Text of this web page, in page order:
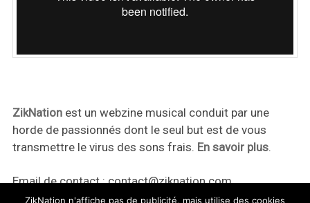
ZikNationest un webzine musical conduit par une
horde de passionnés dont le seul but est de vous
transmettre le virus des sons frais. En savoir plus.
Email de contact :contact@ziknation.com
ZikNation n'affiche pas de publicité, mais utilise des cookies